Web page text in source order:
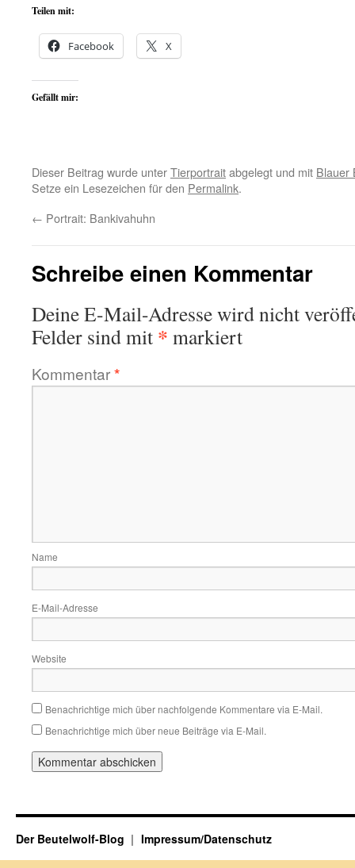
Teilen mit:
Facebook X
Gefällt mir:
Dieser Beitrag wurde unterTierportraitabgelegt und mit Blauer
Setze ein Lesezeichen für den Permalink.
← Portrait: Bankivahuhn
Schreibe einen Kommentar
Deine E-Mail-Adresse wird nicht
Felder sind mit * markiert
Kommentar*
Name
E-Mail-Adresse
Website
Benachrichtige mich über nachfolgende Kommentare via E-Mail.
Benachrichtige mich über neue Beiträge via E-Mail.
Der Beutelwolf-Blog Impressum/Datenschutz